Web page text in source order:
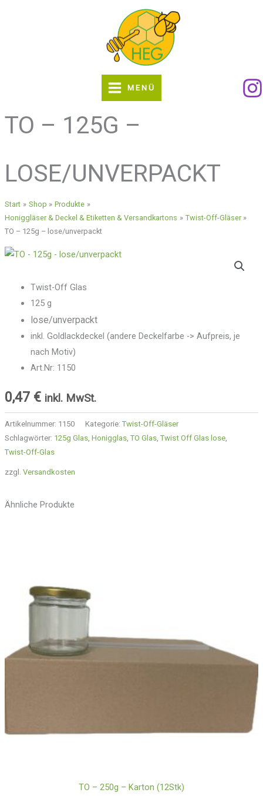
MENÜ
TO – 125G –
LOSE/UNVERPACKT
Start Shop
Produkte
Honiggläser & Deckel & Etiketten & Versandkartons
Twist-Off-Gläser
TO – 125g – lose/unverpackt
Twist-Off Glas
125 g
lose/unverpackt
inkl. Goldlackdeckel (andere Deckelfarbe -> Aufpreis, je
nach Motiv)
Art.Nr: 1150
0,47 € inkl. MwSt.
Artikelnummer: 1150 Kategorie:Twist-Off-Gläser
Schlagwörter: 125g Glas, Honigglas,TO Glas,Twist Off Glas lose,
Twist-Off-Glas
zzgl. Versandkosten
Ähnliche Produkte
TO – 250g – Karton (12Stk)